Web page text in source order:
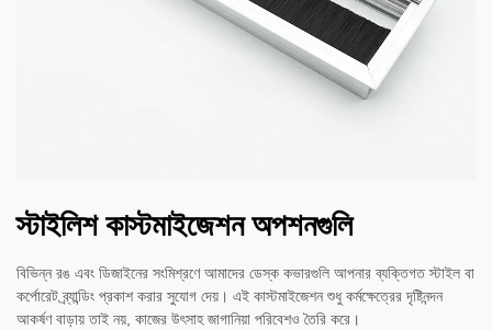
স্টাইলিশ কাস্টমাইজেশন অপশনগুলি
বিভিন্ন রঙ এবং ডিজাইনের সংমিশ্রণে আমাদের ডেস্ক কভারগুলি আপনার ব্যক্তিগত স্টাইল বা
কর্পোরেট ব্র্যান্ডিং প্রকাশ করার সুযোগ দেয়। এই কাস্টমাইজেশন শুধু কর্মক্ষেত্রের দৃষ্টিনন্দন
আকর্ষণ বাড়ায় তাই নয়, কাজের উৎসাহ জাগানিয়া পরিবেশও তৈরি করে।